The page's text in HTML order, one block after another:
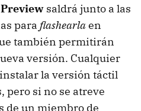
saldrá junto a las
para flashearlaen
también permitirán
versión. Cualquier
la versión táctil
pero si no se atreve
de un miembro de